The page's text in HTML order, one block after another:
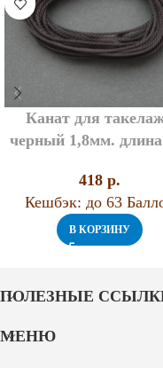
Канат для
черный 1,8мм.
418 p.
Кешбэк: до 63
В КОРЗИНУ
ПОЛЕЗНЫЕ
МЕНЮ